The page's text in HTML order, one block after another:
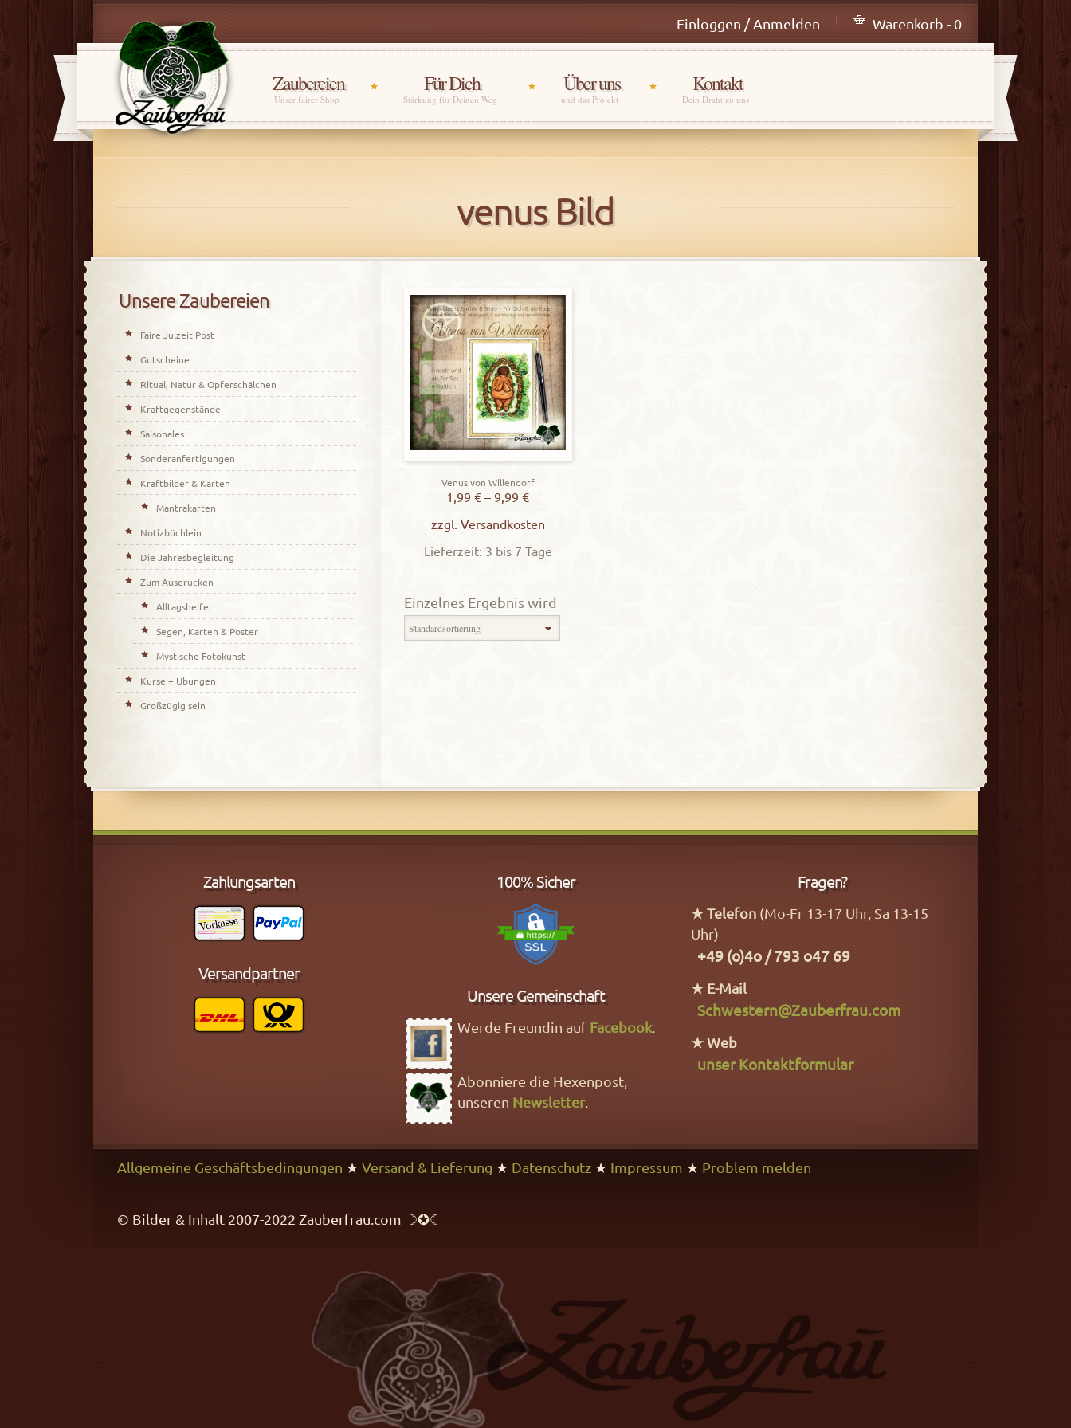
Einloggen / Anmelden Warenkorb - 0
Zaubereien
Unser fairer Shop
Für Dich
Stärkung für Deinen Weg
Über uns
und das Projekt
Kontakt
Dein Draht zu uns
venus Bild
Venus von Willendorf
1,99€ –9,99€
zzgl. Versandkosten
Lieferzeit: 3 bis 7 Tage
Einzelnes Ergebnis wird
angezeigt
Unsere Zaubereien
Faire Julzeit Post
Gutscheine
Ritual, Natur & Opferschälchen
Kraftgegenstände
Saisonales
Sonderanfertigungen
Kraftbilder & Karten
Mantrakarten
Notizbüchlein
Die Jahresbegleitung
Zum Ausdrucken
Alltagshelfer
Segen, Karten & Poster
Mystische Fotokunst
Kurse + Übungen
Großzügig sein
Zahlungsarten
Versandpartner
100% Sicher
Unsere Gemeinschaft
Werde Freundin auf Facebook.
Abonniere die Hexenpost,
unseren Newsletter.
Fragen?
★ Telefon (Mo-Fr 13-17 Uhr, Sa 13-15
Uhr)
+49 (o)4o / 793 o47 69
★ E-Mail
Schwestern@Zauberfrau.com
★ Web
unser Kontaktformular
Allgemeine Geschäftsbedingungen ★ Versand & Lieferung ★ Datenschutz ★ Impressum ★ Problem melden
© Bilder & Inhalt 2007-2022 Zauberfrau.com ☽✪☾